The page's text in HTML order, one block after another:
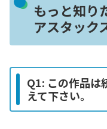
もっと知り
アスタック
Q1: この作品は
えて下さい。